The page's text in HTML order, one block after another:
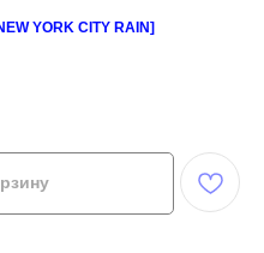
YORK CITY RAIN]